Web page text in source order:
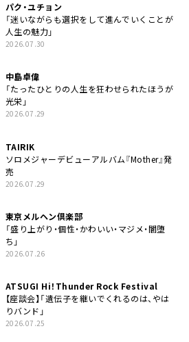
パク・ユチョン
「迷いながらも選択をして進んでいくことが
人生の魅力」
2026.07.30
中島卓偉
「たったひとりの人生を狂わせられたほうが
光栄」
2026.07.29
TAIRIK
ソロメジャーデビューアルバム『Mother』発
売
2026.07.29
東京メルヘン倶楽部
「盛り上がり・個性・かわいい・マジメ・闇堕
ち」
2026.07.26
ATSUGI Hi！Thunder Rock Festival
【座談会】「遺伝子を継いでくれるのは、やは
りバンド」
2026.07.25